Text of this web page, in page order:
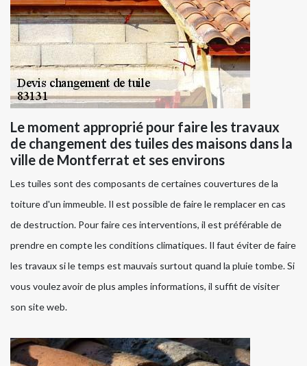
Le moment approprié pour faire les travaux
de changement des tuiles des maisons dans la
ville de Montferrat et ses environs
Les tuiles sont des composants de certaines couvertures de la
toiture d'un immeuble. Il est possible de faire le remplacer en cas
de destruction. Pour faire ces interventions, il est préférable de
prendre en compte les conditions climatiques. Il faut éviter de faire
les travaux si le temps est mauvais surtout quand la pluie tombe. Si
vous voulez avoir de plus amples informations, il suffit de visiter
son site web.